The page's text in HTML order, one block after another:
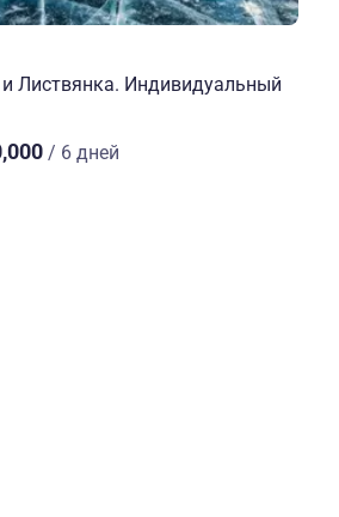
Листвянка. Индивидуальный
/ 6 дней